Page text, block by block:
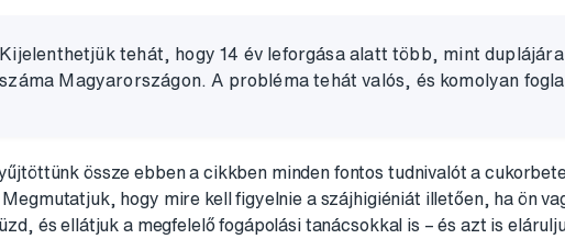
Kijelenthetjük tehát, hogy 14 év leforgása alatt több, mint
száma Magyarországon. A probléma tehát valós, és komolyan
össze ebben a cikkben minden fontos tudnivalót a
hogy mire kell figyelnie a szájhigiéniát illetően, ha ön
és ellátjuk a megfelelő fogápolási tanácsokkal is – és azt is